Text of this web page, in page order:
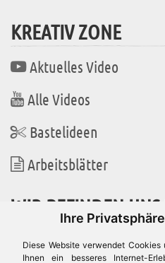
Ihre
Diese Website verwendet
Ihnen ein besseres Internet-
KREATIV ZONE
Aktuelles Video
Alle Videos
Bastelideen
Arbeitsblätter
WIR BEFINDEN